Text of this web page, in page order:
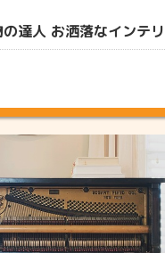
の達人 お洒落なイン